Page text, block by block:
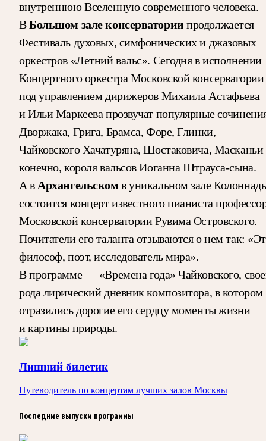
внутреннюю Вселенную современного человека.
ВБольшом зале консерватории продолжается
Фестиваль духовых, симфонических и джазовых
оркестров «Летний вальс». Сегодня в исполнении
Концертного оркестра Московской консерватории
под управлением дирижеров Михаила Астафьева
и Ильи Маркеева прозвучат популярные
Дворжака, Грига, Брамса, Форе, Глинки,
Чайковского Хачатуряна, Шостаковича, Масканьи
конечно, короля вальсов Иоганна Штрауса-сына.
А вАрхангельскомв уникальном зале
состоится концерт известного пианиста
Московской консерватории Рувима Островского.
Почитатели его таланта отзываются о нем так:
философ, поэт, исследователь мира».
В программе — «Времена года» Чайковского,
рода лирический дневник композитора, в котором
отразились дорогие его сердцу моменты жизни
и картины природы.
Лишний билетик
Путеводитель по концертам лучших залов Москвы
Последние выпуски программы